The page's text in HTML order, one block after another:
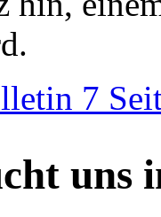
7
uns